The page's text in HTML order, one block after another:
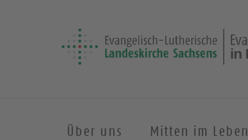
Über uns Mitten im Leben